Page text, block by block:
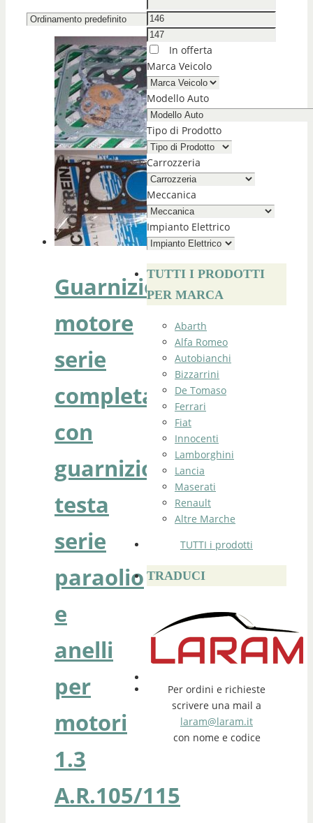
Guarnizioni
motore
serie
completa
con
guarnizione
testa
serie
paraolio
e
anelli
per
motori
1.3
A.R.105/115
In offerta
Marca Veicolo
Modello Auto
Tipo di Prodotto
Carrozzeria
Meccanica
Impianto Elettrico
TUTTI I PRODOTTI
PER MARCA
Abarth
Alfa Romeo
Autobianchi
Bizzarrini
De Tomaso
Ferrari
Fiat
Innocenti
Lamborghini
Lancia
Maserati
Renault
Altre Marche
TUTTI i prodotti
TRADUCI
Per ordini e richieste
scrivere una mail a
laram@laram.it
con nome e codice